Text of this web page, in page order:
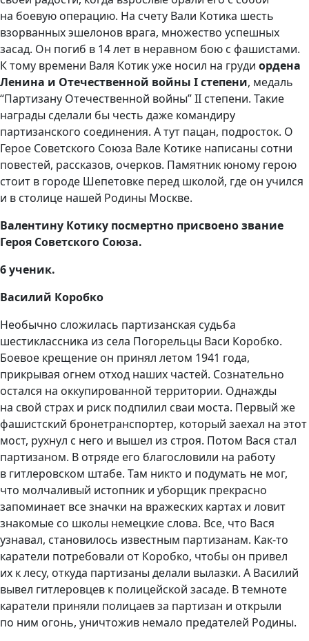
на боевую операцию. На счету Вали Котика шесть
взорванных эшелонов врага, множество успешных
засад. Он погиб в 14 лет в неравном бою с фашистами.
К тому времени Валя Котик уже носил на груди ордена
Ленина и Отечественной войны I степени, медаль
“Партизану Отечественной войны” II степени. Такие
награды сделали бы честь даже командиру
партизанского соединения. А тут пацан, подросток. О
Герое Советского Союза Вале Котике написаны сотни
повестей, рассказов, очерков. Памятник юному герою
стоит в городе Шепетовке перед школой, где он учился
и в столице нашей Родины Москве.
Валентину Котику посмертно присвоено звание
Героя Советского Союза.
6 ученик.
Василий Коробко
Необычно сложилась партизанская судьба
шестиклассника из села Погорельцы Васи Коробко.
Боевое крещение он принял летом 1941 года,
прикрывая огнем отход наших частей. Сознательно
остался на оккупированной территории. Однажды
на свой страх и риск подпилил сваи моста. Первый же
фашистский бронетранспортер, который заехал на этот
мост, рухнул с него и вышел из строя. Потом Вася стал
партизаном. В отряде его благословили на работу
в гитлеровском штабе. Там никто и подумать не мог,
что молчаливый истопник и уборщик прекрасно
запоминает все значки на вражеских картах и ловит
знакомые со школы немецкие слова. Все, что Вася
узнавал, становилось известным партизанам. Как-то
каратели потребовали от Коробко, чтобы он привел
их к лесу, откуда партизаны делали вылазки. А Василий
вывел гитлеровцев к полицейской засаде. В темноте
каратели приняли полицаев за партизан и открыли
по ним огонь, уничтожив немало предателей Родины.